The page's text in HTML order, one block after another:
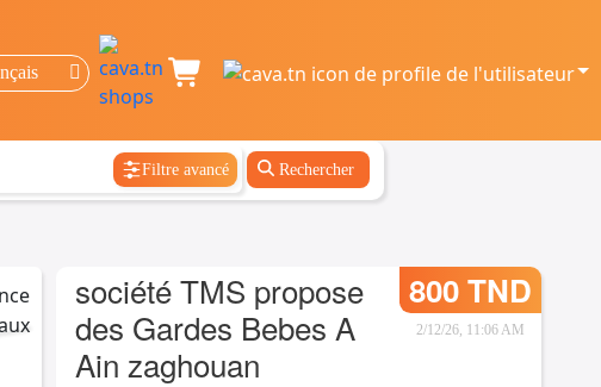
Filtre avancé Rechercher
société TMS propose
des Gardes Bebes A
Ain zaghouan
800 TND
2/12/26, 11:06 AM